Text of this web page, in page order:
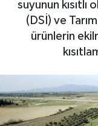
suyunun
(DSİ) ve
ürünlerin
Son Dakika
Haber Arşivi